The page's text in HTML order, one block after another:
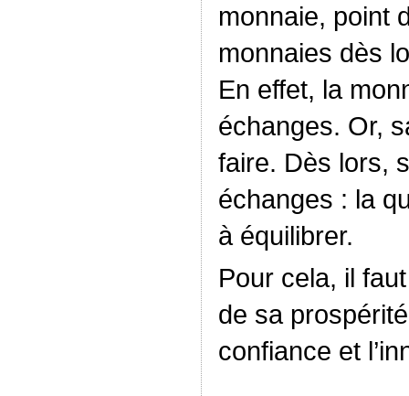
monnaie, point
monnaies dès
En effet, la
échanges. Or,
faire. Dès lors,
échanges : la
à équilibrer.
Pour cela, il
de sa
confiance et